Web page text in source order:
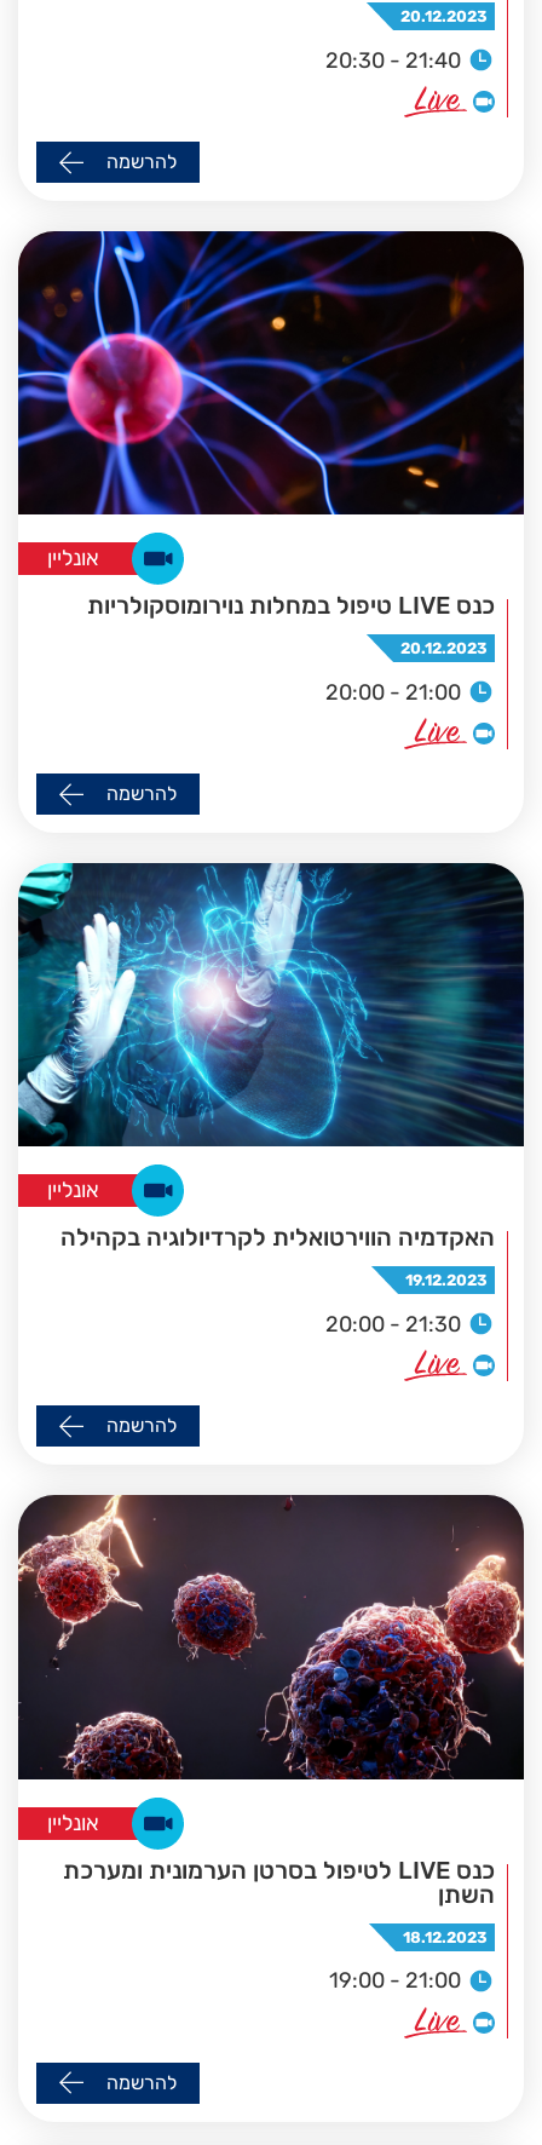
20.12.2023
20:30 - 21:40
להרשמה
אונליין
כנס LIVE טיפול במחלות נוירומוסקולריות
20.12.2023
20:00 - 21:00
להרשמה
אונליין
האקדמיה הווירטואלית לקרדיולוגיה בקהילה
19.12.2023
20:00 - 21:30
להרשמה
אונליין
כנס LIVE לטיפול בסרטן הערמונית ומערכת
השתן
18.12.2023
19:00 - 21:00
להרשמה